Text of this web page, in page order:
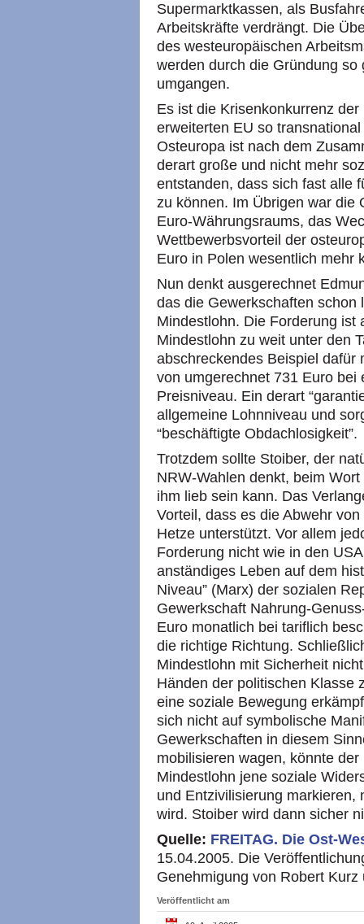
Supermarktkassen, als
Arbeitskräfte verdrängt. Die
des westeuropäischen
werden durch die Gründung
umgangen.
Es ist die Krisenkonkurrenz
erweiterten EU so
Osteuropa ist nach dem
derart große und nicht mehr
entstanden, dass sich fast alle
zu können. Im Übrigen war die
Euro-Währungsraums, das
Wettbewerbsvorteil der
Euro in Polen wesentlich mehr
Nun denkt ausgerechnet
das die Gewerkschaften
Mindestlohn. Die Forderung ist
Mindestlohn zu weit unter den
abschreckendes Beispiel dafür
von umgerechnet 731 Euro bei
Preisniveau. Ein derart
allgemeine Lohnniveau und
“beschäftigte Obdachlosigkeit”.
Trotzdem sollte Stoiber, der
NRW-Wahlen denkt, beim
ihm lieb sein kann. Das
Vorteil, dass es die Abwehr
Hetze unterstützt. Vor allem
Forderung nicht wie in den
anständiges Leben auf dem
Niveau” (Marx) der sozialen
Gewerkschaft Nahrung-
Euro monatlich bei tariflich
die richtige Richtung.
Mindestlohn mit Sicherheit
Händen der politischen Klasse
eine soziale Bewegung
sich nicht auf symbolische
Gewerkschaften in diesem
mobilisieren wagen, könnte
Mindestlohn jene soziale
und Entzivilisierung markieren,
wird. Stoiber wird dann sicher
Quelle: FREITAG. Die Ost-
15.04.2005. Die
Genehmigung von Robert Kurz
Veröffentlicht am